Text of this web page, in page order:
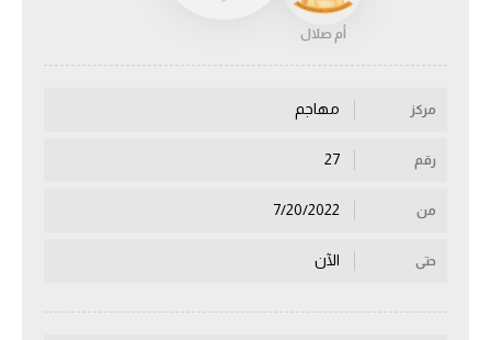
أقسام
أم صلال
مركز مهاجم
رقم
من
حتى الآن